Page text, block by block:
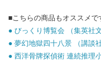
■こちらの商品もオススメで
● びっくり博覧会 （集英社
● 夢幻地獄四十八景 （講談
● 西洋骨牌探偵術 連続推理